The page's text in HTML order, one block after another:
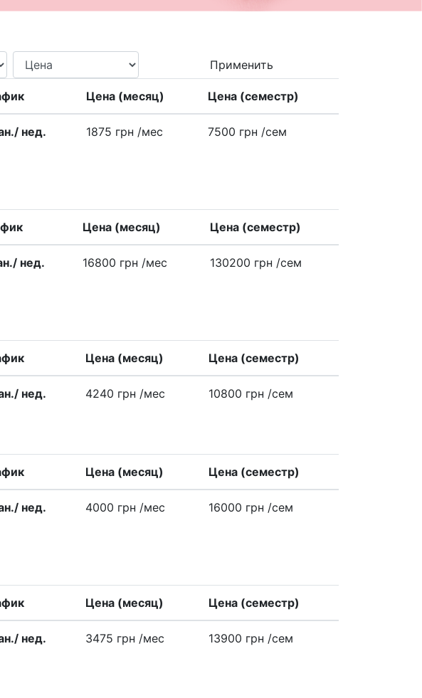
Применить
Цена (месяц) Цена (семестр)
нед. 1875 грн /меc 7500 грн /сем
Цена (месяц) Цена (семестр)
нед. 16800 грн /меc 130200 грн /сем
Цена (месяц) Цена (семестр)
нед. 4240 грн /меc 10800 грн /сем
Цена (месяц) Цена (семестр)
нед. 4000 грн /меc 16000 грн /сем
Цена (месяц) Цена (семестр)
нед. 3475 грн /меc 13900 грн /сем